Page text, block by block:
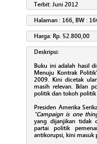
Terbit: Juni 2012
Halaman : 166, BW :
Harga: Rp. 52.800,00
Deskripsi:
Buku ini adalah hasil
Menuju Kontrak
2009. Kini dicetak
masih relevan. Iklan
politik dan tokoh
Presiden Amerika
"Campaign is one
yang dijanjikan tidak
partai politik
antikorupsi, kini masuk